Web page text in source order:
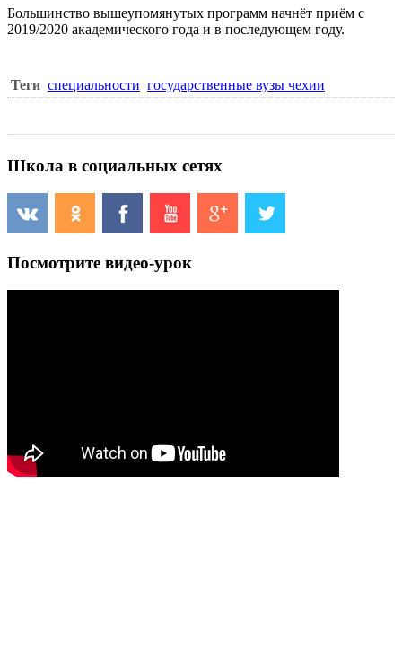
Большинство вышеупомянутых программ начнёт приём с
2019/2020 академического года и в последующем году.
Теги специальности государственные вузы чехии
Школа в социальных сетях
Посмотрите видео-урок